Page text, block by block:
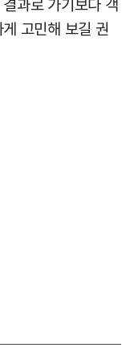
고민해 보길 권